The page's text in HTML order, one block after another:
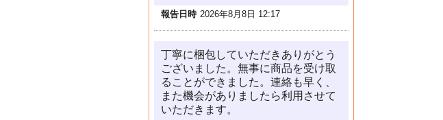
報告日時 2026年8月8日 12:17
丁寧に梱包していただきありがとう
ございました。無事に商品を受け取
ることができました。連絡も早く、
また機会がありましたら利用させて
いただきます。